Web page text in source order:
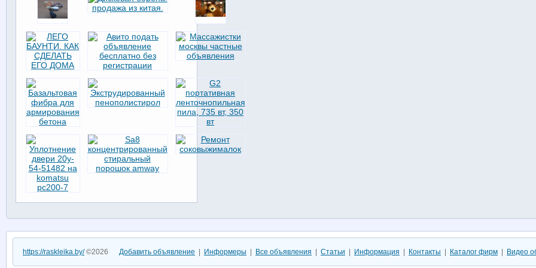
https://raskleika.by/©2026 Добавить объявление | Информеры | Все объявления | Статьи | Информация | Контакты | Каталог фирм | Видео